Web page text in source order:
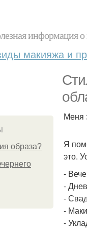
информация
макияжа и
образа?
Меня
Я
это.
-
-
-
-
-